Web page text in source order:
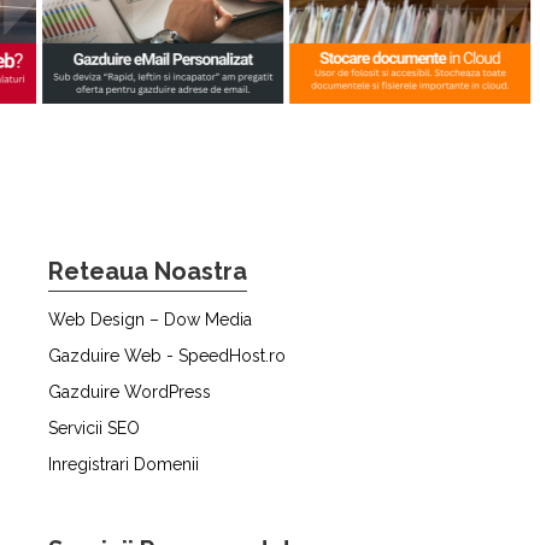
Reteaua Noastra
Web Design – Dow Media
Gazduire Web - SpeedHost.ro
Gazduire WordPress
Servicii SEO
Inregistrari Domenii